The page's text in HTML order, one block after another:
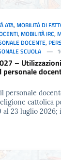
ATA, MOBILITÀ DI
, MOBILITÀ IRC,
DOCENTE,
SCUOLA
–
il personale
cattolica
al 23 luglio 2026;